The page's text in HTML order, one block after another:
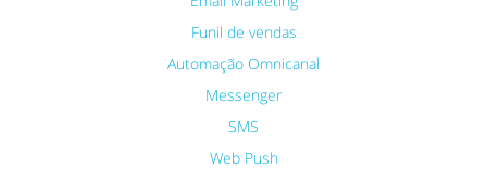
Funil de vendas
Automação Omnicanal
Messenger
SMS
Web Push